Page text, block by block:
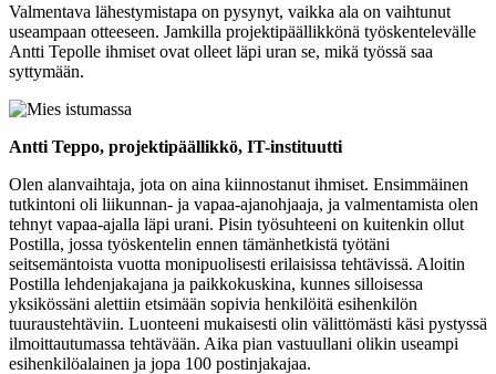
Valmentava lähestymistapa on pysynyt, vaikka ala on vaihtunut
useampaan otteeseen. Jamkilla projektipäällikkönä työskentelevälle
Antti Tepolle ihmiset ovat olleet läpi uran se, mikä työssä saa
syttymään.
Antti Teppo, projektipäällikkö, IT-instituutti
Olen alanvaihtaja, jota on aina kiinnostanut ihmiset. Ensimmäinen
tutkintoni oli liikunnan- ja vapaa-ajanohjaaja, ja valmentamista olen
tehnyt vapaa-ajalla läpi urani. Pisin työsuhteeni on kuitenkin ollut
Postilla, jossa työskentelin ennen tämänhetkistä työtäni
seitsemäntoista vuotta monipuolisesti erilaisissa tehtävissä. Aloitin
Postilla lehdenjakajana ja paikkokuskina, kunnes silloisessa
yksikössäni alettiin etsimään sopivia henkilöitä esihenkilön
tuuraustehtäviin. Luonteeni mukaisesti olin välittömästi käsi pystyssä
ilmoittautumassa tehtävään. Aika pian vastuullani olikin useampi
esihenkilöalainen ja jopa 100 postinjakajaa.